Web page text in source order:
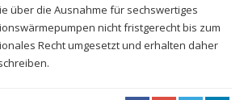
über die Ausnahme für sechswertiges
nicht fristgerecht bis zum
Recht umgesetzt und erhalten daher